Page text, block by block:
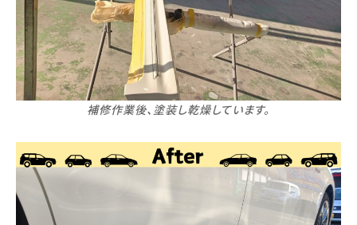
補修作業後、塗装し乾燥しています。